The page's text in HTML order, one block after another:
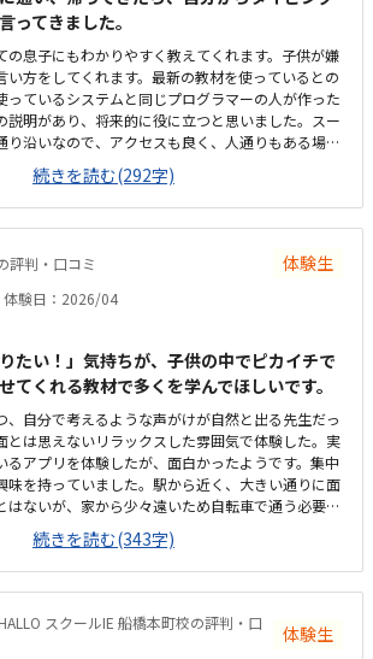
てきます。プログラミング能力だけでなく創造力
と感じます。今のところは特にありません。オンラ
受講は、人と接する機会の場としても良いと思いま
ってきました。
の息子にもわかりやすく教えてくれます。子供が嫌
い方をしてくれます。最新の教材を使っているとの
っているシステムと同じプログラマーの人が作った
説明があり、将来的に役に立つと思いました。スー
り沿いなので、アクセスも良く、人通りもある場所
つもキレイに掃除もされていて、雰囲気も良く過ご
ただ、靴を脱ぐ所と中の境がマットだけなのて、雨
っと思います。まだ通い始めたばかりなのでわから
とかはなさそうなので、良かったです。
続きを読む(292字)
評判・口コミ 体験生
体験日：2026/04
たい！」気持ちが、子供の中でピカイチで
てくれる教材で多くを学んでほしいです。
、自分で考えるような声がけが自然と出る先生だっ
とは思えないリラックスした雰囲気で体験した。実
るアプリを体験したが、面白かったようです。集中
味を持っていました。駅から近く、大きい通りに面
はないが、家から少々遠いため自転車で通う必要が
通りをいくつも通るのが心配。体験教室と実際の教
なため評価は３に。体験した教室は特に問題はない
う。しかし、おそらく共同開発されたアプリなの
と理解した。大きく分けて二種類の教材を利用で
ングを学ぶが、それを多方面から学べるのが素人
思った。
続きを読む(343字)
スクールIE 船橋本町校の評判・口
体験生